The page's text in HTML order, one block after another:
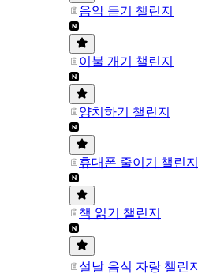
음악 듣기 챌린지
이불 개기 챌린지
양치하기 챌린지
휴대폰 줄이기 챌린지
책 읽기 챌린지
설날 음식 자랑 챌린지